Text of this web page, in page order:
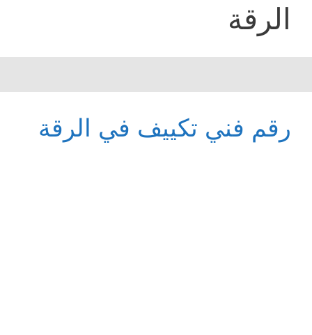
الرقة
رقم فني تكييف في الرقة